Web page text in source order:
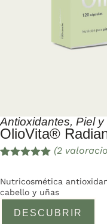
Antioxidantes, Piel y
OlioVita®
DESCUBRIR
5 en base
a
s de
(2
Nutricosmética
cabello y uñas